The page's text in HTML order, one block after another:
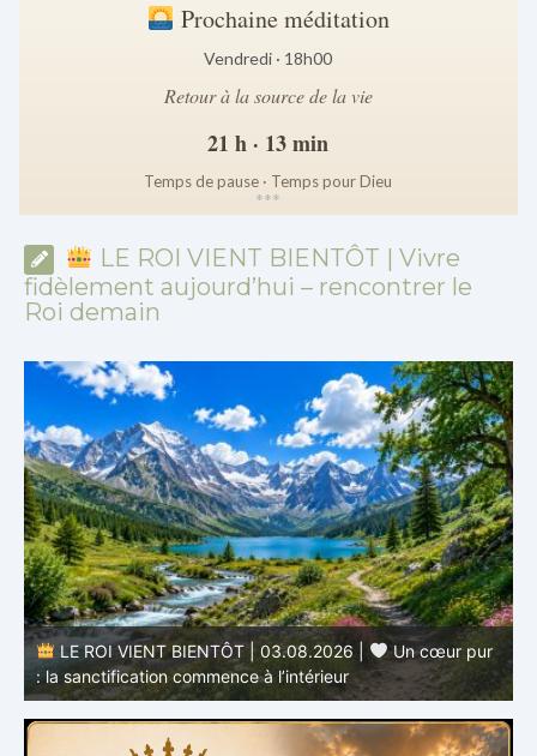
Prochaine méditation
Vendredi · 18h00
Retour à la source de la vie
21 h · 13 min
Temps de pause · Temps pour Dieu
***
LE ROI VIENT BIENTÔT | Vivre
fidèlement aujourd’hui – rencontrer le
Roi demain
LE ROI VIENT BIENTÔT | 02.08.2026 |
Devenir
semblable au Christ : Une transformation de l’intérieur